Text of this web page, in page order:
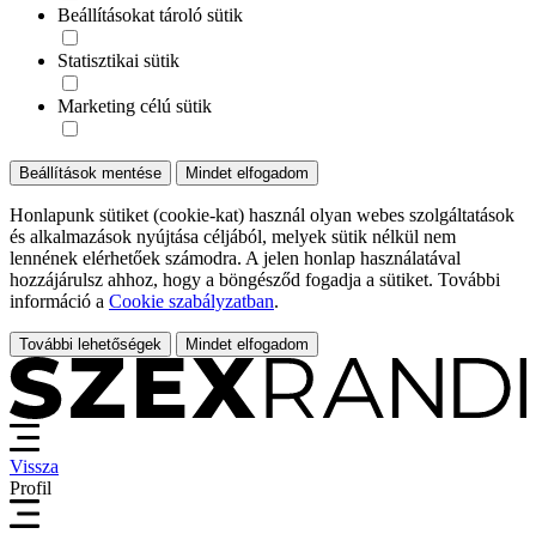
Beállításokat tároló sütik
Statisztikai sütik
Marketing célú sütik
Beállítások mentése Mindet elfogadom
Honlapunk sütiket (cookie-kat) használ olyan webes szolgáltatások
és alkalmazások nyújtása céljából, melyek sütik nélkül nem
lennének elérhetőek számodra. A jelen honlap használatával
hozzájárulsz ahhoz, hogy a böngésződ fogadja a sütiket. További
információ a Cookie szabályzatban.
További lehetőségek Mindet elfogadom
Vissza
Profil